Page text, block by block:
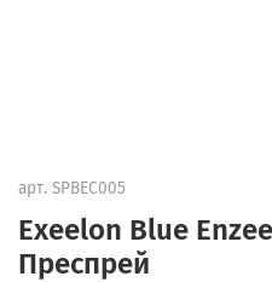
арт. SPBEC005
Exeelon Blue
Преспрей